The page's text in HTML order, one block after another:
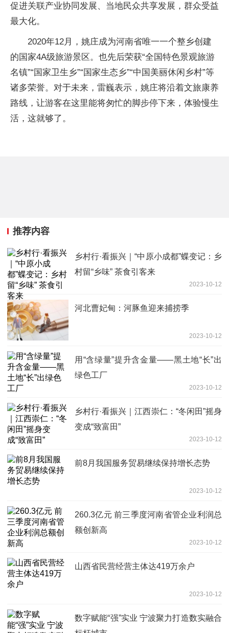
促进关联产业协同发展、当地民众共享发展，群众受益
最大化。
2020年12月，姚庄成为河南省唯一一个整乡创建
的国家4A级旅游景区。也先后荣获“全国特色景观旅游
名镇”“国家卫生乡”“国家生态乡”“中国美丽休闲乡村”等
诸多荣誉。对于未来，雷巍表示，姚庄将沿着文旅康养
路线，让游客在这里能将匆忙的脚步停下来，体验慢生
活，这就够了。
推荐内容
乡村行·看振兴｜“中原小成都”蝶变记：乡
村留“乡味” 茶食引客来
2023-10-12
河北曹妃甸：河豚鱼迎来捕捞季
2023-10-12
用“含绿量”提升含金量——黑土地“长”出
绿色工厂
2023-10-12
乡村行·看振兴｜江西崇仁：“冬闲田”摇身
变成“致富田”
2023-10-12
前8月我国服务贸易继续保持增长态势
2023-10-12
260.3亿元 前三季度河南省管企业利润总
额创新高
2023-10-12
山西省民营经营主体达419万余户
2023-10-12
数字赋能“强”实业 宁波聚力打造数实融合